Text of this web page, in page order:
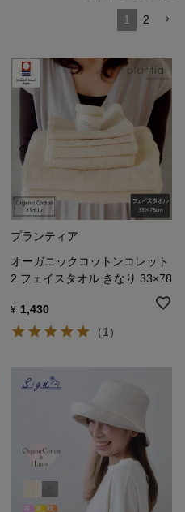
1 2
プランティア
オーガニックコットンコレット
2 フェイスタオル きなり 33×78
¥ 1,430
（1）